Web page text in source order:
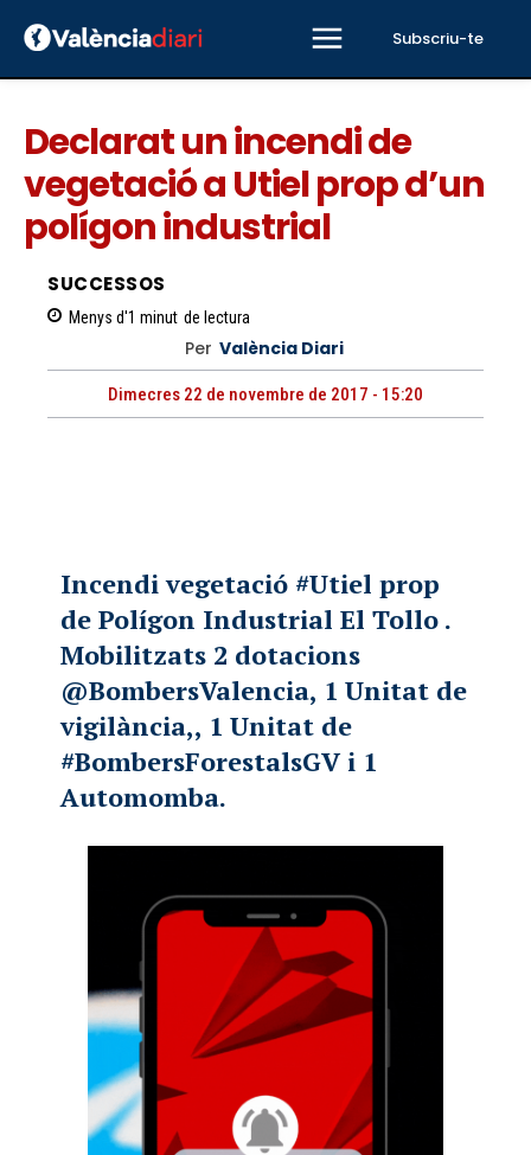
Subscriu-te
Declarat un incendi de
vegetació a Utiel prop d’un
polígon industrial
SUCCESSOS
Menys d'1 minut de lectura
Per València Diari
Dimecres 22 de novembre de 2017 - 15:20
Incendi vegetació #Utiel prop
de Polígon Industrial El Tollo .
Mobilitzats 2 dotacions
@BombersValencia, 1 Unitat de
vigilància,, 1 Unitat de
#BombersForestalsGVi 1
Automomba.